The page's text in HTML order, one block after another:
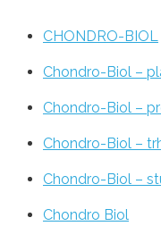
CHONDRO-BIOL
Chondro-Biol –
Chondro-Biol –
Chondro-Biol –
Chondro-Biol –
Chondro Biol